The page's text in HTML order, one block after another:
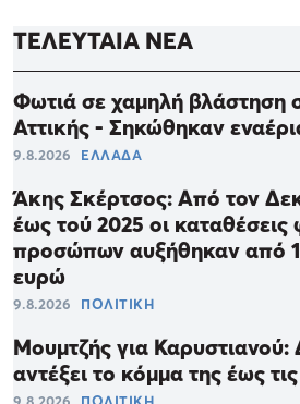
ΤΕΛΕΥΤΑΙΑ ΝΕΑ
Φωτιά σε χαμηλή βλάστηση
Αττικής - Σηκώθηκαν
9.8.2026 ΕΛΛΑΔΑ
Άκης Σκέρτσος: Από τον
έως τού 2025 οι καταθέσεις
προσώπων αυξήθηκαν από
ευρώ
9.8.2026 ΠΟΛΙΤΙΚΗ
Μουμτζής για
αντέξει το κόμμα της έως